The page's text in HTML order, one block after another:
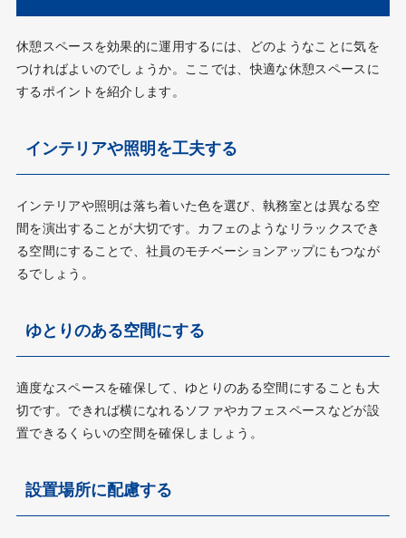
休憩スペースを効果的に運用するには、どのようなことに気を
つければよいのでしょうか。ここでは、快適な休憩スペースに
するポイントを紹介します。
インテリアや照明を工夫する
インテリアや照明は落ち着いた色を選び、執務室とは異なる空
間を演出することが大切です。カフェのようなリラックスでき
る空間にすることで、社員のモチベーションアップにもつなが
るでしょう。
ゆとりのある空間にする
適度なスペースを確保して、ゆとりのある空間にすることも大
切です。できれば横になれるソファやカフェスペースなどが設
置できるくらいの空間を確保しましょう。
設置場所に配慮する